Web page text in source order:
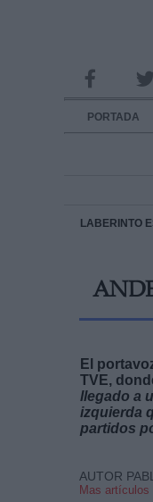
PORTADA
LABERINTO
El
TVE,
llegado a
izquierda
partidos
AUTOR
Mas artículos
INFORMACION
Responsable:
Destinatarios:
Información adicional